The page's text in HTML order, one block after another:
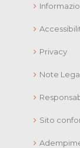
Privacy
Note
Sito